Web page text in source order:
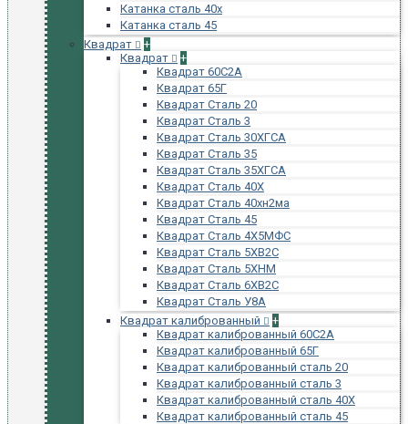
Катанка сталь 40х
Катанка сталь 45
Квадрат
+
Квадрат
+
Квадрат 60С2А
Квадрат 65Г
Квадрат Сталь 20
Квадрат Сталь 3
Квадрат Сталь 30ХГСА
Квадрат Сталь 35
Квадрат Сталь 35ХГСА
Квадрат Сталь 40Х
Квадрат Сталь 40хн2ма
Квадрат Сталь 45
Квадрат Сталь 4Х5МФС
Квадрат Сталь 5ХВ2С
Квадрат Сталь 5ХНМ
Квадрат Сталь 6ХВ2С
Квадрат Сталь У8А
Квадрат калиброванный
+
Квадрат калиброванный 60С2А
Квадрат калиброванный 65Г
Квадрат калиброванный сталь 20
Квадрат калиброванный сталь 3
Квадрат калиброванный сталь 40Х
Квадрат калиброванный сталь 45